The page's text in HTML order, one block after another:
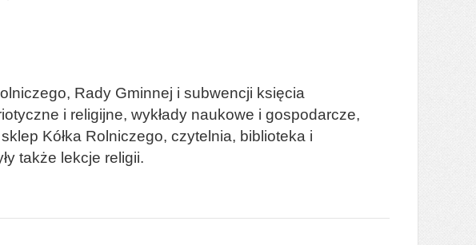
Rady Gminnej i subwencji księcia
i religijne, wykłady naukowe i gospodarcze,
Kółka Rolniczego, czytelnia, biblioteka i
także lekcje religii.